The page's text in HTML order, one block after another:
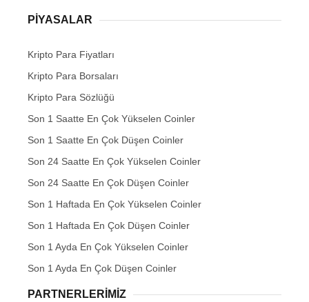
PIYASALAR
Kripto Para Fiyatları
Kripto Para Borsaları
Kripto Para Sözlüğü
Son 1 Saatte En Çok Yükselen Coinler
Son 1 Saatte En Çok Düşen Coinler
Son 24 Saatte En Çok Yükselen Coinler
Son 24 Saatte En Çok Düşen Coinler
Son 1 Haftada En Çok Yükselen Coinler
Son 1 Haftada En Çok Düşen Coinler
Son 1 Ayda En Çok Yükselen Coinler
Son 1 Ayda En Çok Düşen Coinler
PARTNERLERIMIZ